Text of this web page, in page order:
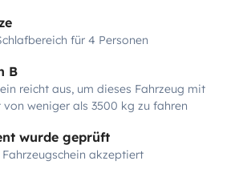
für 4 Personen
B
reicht aus, um dieses Fahrzeug mit
weniger als 3500 kg zu fahren
wurde geprüft
akzeptiert